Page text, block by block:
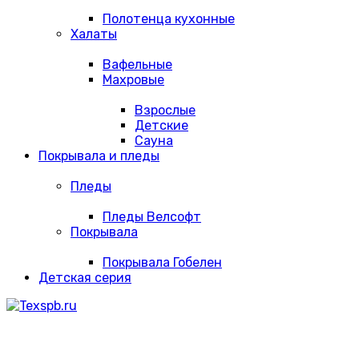
Полотенца кухонные
Халаты
Вафельные
Махровые
Взрослые
Детские
Сауна
Покрывала и пледы
Пледы
Пледы Велсофт
Покрывала
Покрывала Гобелен
Детская серия